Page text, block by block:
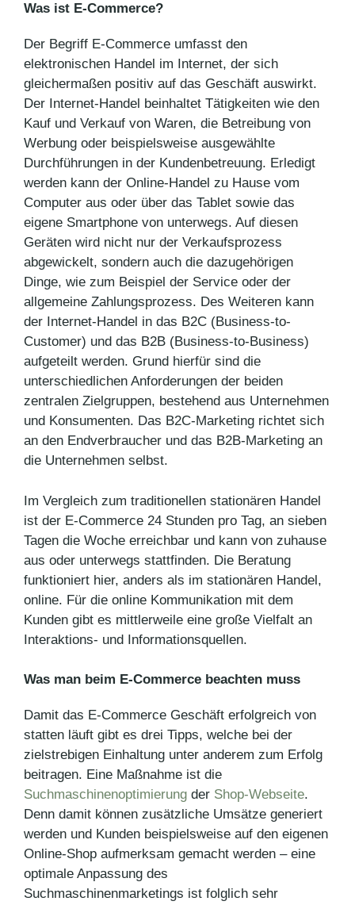
Was ist E-Commerce?
Der Begriff E-Commerce umfasst den
elektronischen Handel im Internet, der sich
gleichermaßen positiv auf das Geschäft auswirkt.
Der Internet-Handel beinhaltet Tätigkeiten wie den
Kauf und Verkauf von Waren, die Betreibung von
Werbung oder beispielsweise ausgewählte
Durchführungen in der Kundenbetreuung. Erledigt
werden kann der Online-Handel zu Hause vom
Computer aus oder über das Tablet sowie das
eigene Smartphone von unterwegs. Auf diesen
Geräten wird nicht nur der Verkaufsprozess
abgewickelt, sondern auch die dazugehörigen
Dinge, wie zum Beispiel der Service oder der
allgemeine Zahlungsprozess. Des Weiteren kann
der Internet-Handel in das B2C (Business-to-
Customer) und das B2B (Business-to-Business)
aufgeteilt werden. Grund hierfür sind die
unterschiedlichen Anforderungen der beiden
zentralen Zielgruppen, bestehend aus Unternehmen
und Konsumenten. Das B2C-Marketing richtet sich
an den Endverbraucher und das B2B-Marketing an
die Unternehmen selbst.
Im Vergleich zum traditionellen stationären Handel
ist der E-Commerce 24 Stunden pro Tag, an sieben
Tagen die Woche erreichbar und kann von zuhause
aus oder unterwegs stattfinden. Die Beratung
funktioniert hier, anders als im stationären Handel,
online. Für die online Kommunikation mit dem
Kunden gibt es mittlerweile eine große Vielfalt an
Interaktions- und Informationsquellen.
Was man beim E-Commerce beachten muss
Damit das E-Commerce Geschäft erfolgreich von
statten läuft gibt es drei Tipps, welche bei der
zielstrebigen Einhaltung unter anderem zum Erfolg
beitragen. Eine Maßnahme ist die
Suchmaschinenoptimierung der Shop-Webseite.
Denn damit können zusätzliche Umsätze generiert
werden und Kunden beispielsweise auf den eigenen
Online-Shop aufmerksam gemacht werden – eine
optimale Anpassung des
Suchmaschinenmarketings ist folglich sehr